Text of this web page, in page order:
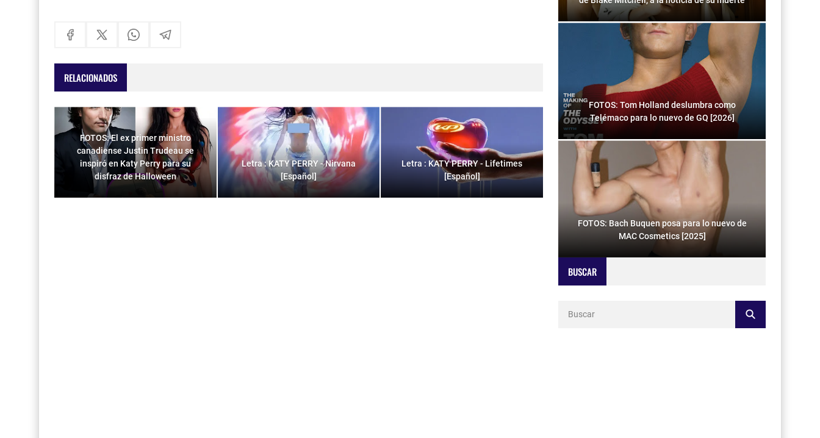
RELACIONADOS
FOTOS: El ex primer ministro
canadiense Justin Trudeau se
inspiró en Katy Perry para su
disfraz de Halloween
Letra : KATY PERRY - Nirvana
[Español]
Letra : KATY PERRY - Lifetimes
[Español]
FOTOS: Tom Holland deslumbra como
Telémaco para lo nuevo de GQ [2026]
FOTOS: Bach Buquen posa para lo nuevo de
MAC Cosmetics [2025]
BUSCAR